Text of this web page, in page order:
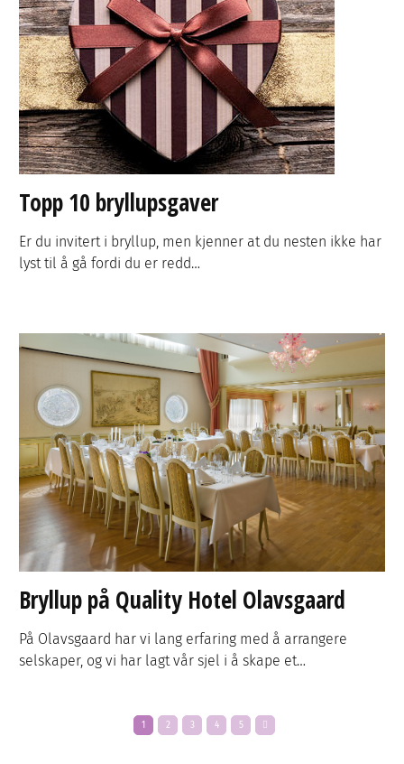
Topp 10 bryllupsgaver
Er du invitert i bryllup, men kjenner at du nesten ikke har
lyst til å gå fordi du er redd…
Bryllup på Quality Hotel Olavsgaard
På Olavsgaard har vi lang erfaring med å arrangere
selskaper, og vi har lagt vår sjel i å skape et…
1 2 3 4 5